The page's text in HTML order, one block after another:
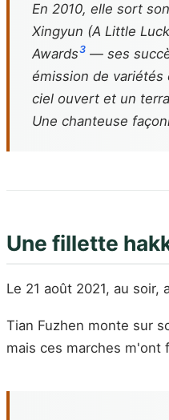
En 2010, elle sort
Xingyun (A Little Luck
Awards3 — ses
émission de variétés
ciel ouvert et un
Une chanteuse
Une fillette
Le 21 août 2021, au soir,
Tian Fuzhen monte sur
mais ces marches m'ont